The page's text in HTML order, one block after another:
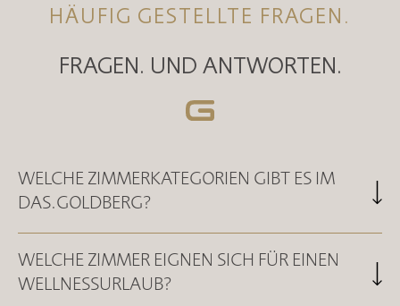
HÄUFIG GESTELLTE FRAGEN.
FRAGEN. UND ANTWORTEN.
WELCHE ZIMMERKATEGORIEN GIBT ES IM
DAS.GOLDBERG?
Im DAS.GOLDBERG stehen verschiedene Zimmer für
unterschiedliche Urlaubswünsche zur Verfügung. Die Auswahl
reicht von den Studios S, M und L über großzügige Loft.Suiten
WELCHE ZIMMER EIGNEN SICH FÜR EINEN
WELLNESSURLAUB?